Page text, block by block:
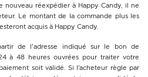
nouveau réexpédier à Happy Candy, il ne
Le montant de la commande plus les
acquis à Happy Candy.
de l'adresse indiqué sur le bon de
à 48 heures ouvrées pour traiter votre
soit validé. Si l’acheteur règle par